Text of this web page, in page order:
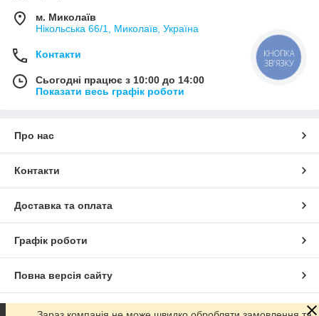
м. Миколаїв
Нікольська 66/1, Миколаїв, Україна
Контакти
Сьогодні працює з 10:00 до 14:00
Показати весь графік роботи
Про нас
Контакти
Доставка та оплата
Графік роботи
Повна версія сайту
Сайт створено на маркетплейсі Prom.ua
КНОПКА
ЗВ'ЯЗКУ